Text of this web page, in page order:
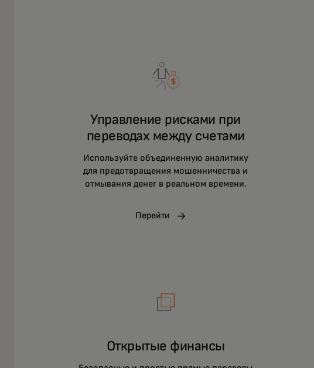
Управление рисками при
переводах между счетами
Используйте объединенную аналитику
для предотвращения мошенничества и
отмывания денег в реальном времени.
Перейти
Открытые финансы